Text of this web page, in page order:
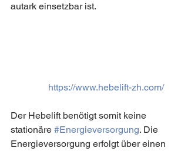
autark einsetzbar ist.
https://www.hebelift-zh.com/
Der Hebelift benötigt somit keine
stationäre #Energieversorgung. Die
Energieversorgung erfolgt über einen